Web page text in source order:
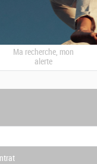
Ma recherche, mon
alerte